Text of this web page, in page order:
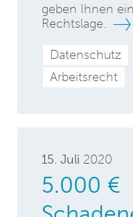
geben Ihnen
Rechtslage.
Datenschutz
Arbeitsrecht
15. Juli 2020
5.000 €